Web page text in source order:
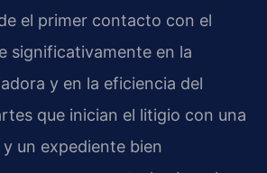
el primer contacto con el
significativamente en la
y en la eficiencia del
que inician el litigio con una
un expediente bien